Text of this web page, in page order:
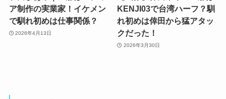
ア制作の実業家！イケメン
で馴れ初めは仕事関係？
2026年4月13日
KENJI03で台湾ハーフ？馴
れ初めは倖田から猛アタッ
クだった！
2026年3月30日